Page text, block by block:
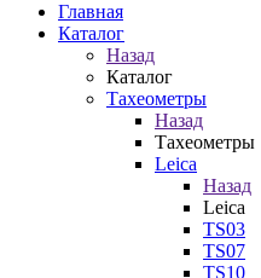
Главная
Каталог
Назад
Каталог
Тахеометры
Назад
Тахеометры
Leica
Назад
Leica
TS03
TS07
TS10